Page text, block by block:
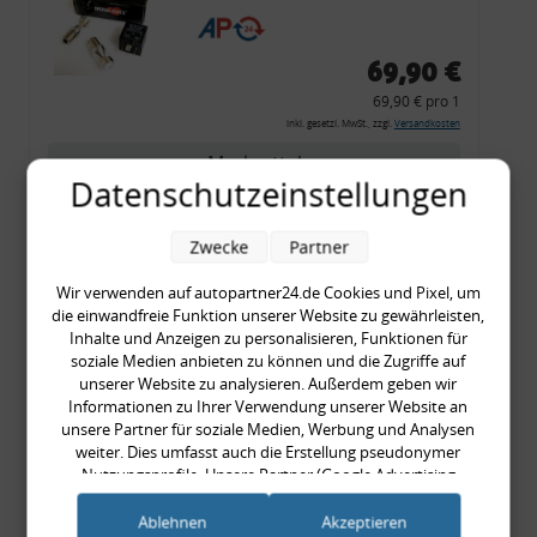
CF 14
69,90 €
69,90 € pro 1
inkl. gesetzl. MwSt., zzgl. Versandkosten
Merkzettel
Zum Artikel
Rückleuchtenband mit
Blinker, rot, US-Ecken,
Audi 80 Cabrio, Typ 89,
OE-Nr.: 8G0945225 +
8G0945225C
999,99 €
999,99 € pro 1
Datenschutzeinstellungen
Wir verwenden auf autopartner24.de Cookies und Pixel, um
die einwandfreie Funktion unserer Website zu gewährleisten,
Inhalte und Anzeigen zu personalisieren, Funktionen für
soziale Medien anbieten zu können und die Zugriffe auf
unserer Website zu analysieren. Außerdem geben wir
Informationen zu Ihrer Verwendung unserer Website an
unsere Partner für soziale Medien, Werbung und Analysen
weiter. Dies umfasst auch die Erstellung pseudonymer
Nutzungsprofile. Unsere Partner (Google Advertising
Products) führen diese Informationen möglicherweise mit
weiteren Daten zusammen, die Sie ihnen bereitgestellt haben
Zwecke Partner
Ablehnen Akzeptieren